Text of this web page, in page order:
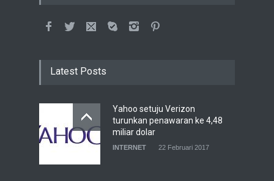
Latest Posts
Yahoo setuju Verizon
turunkan penawaran ke 4,48
miliar dolar
INTERNET 22 Februari 2017